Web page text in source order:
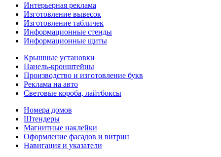
Интерьерная реклама
Изготовление вывесок
Изготовление табличек
Информационные стенды
Информационные щиты
Крышные установки
Панель-кронштейны
Производство и изготовление букв
Реклама на авто
Световые короба, лайтбоксы
Номера домов
Штендеры
Магнитные наклейки
Оформление фасадов и витрин
Навигация и указатели